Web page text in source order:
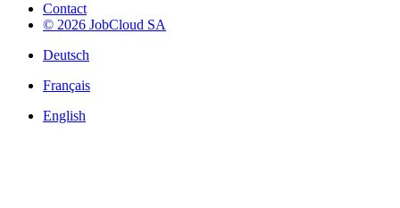
Contact
© 2026 JobCloud SA
Deutsch
Français
English